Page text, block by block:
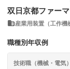
双日京都ファー
産業用装置（工作機
職種別年収例
技術職（機械・電気）